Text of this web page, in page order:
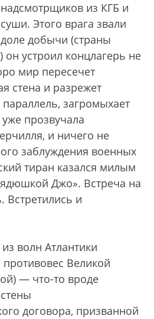
из КГБ и
Этого врага звали
добычи (страны
устроил конц­лагерь не
мир пересечет
стена и разрежет
загромыхает
прозвучала
и ничего не
заблуждения военных
тиран казался милым
Джо». Встреча на
Встретились и
волн Атлантики
Великой
— что-то вроде
договора, призванной